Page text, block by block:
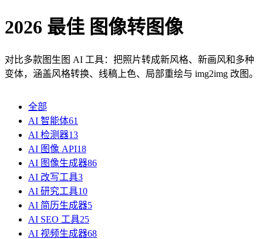
2026 最佳 图像转图像
对比多款图生图 AI 工具：把照片转成新风格、新画风和多种
变体，涵盖风格转换、线稿上色、局部重绘与 img2img 改图。
全部
AI 智能体61
AI 检测器13
AI 图像 API18
AI 图像生成器86
AI 改写工具3
AI 研究工具10
AI 简历生成器5
AI SEO 工具25
AI 视频生成器68